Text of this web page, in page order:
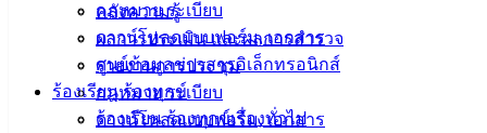
กฎหมาย ระเบียบ
ดาวน์โหลดแบบฟอร์ม, เอกสาร
ศูนย์ข้อมูลข่าวสารอิเล็กทรอนิกส์
ร้องเรียน ร้องทุกข์
ร้องเรียน ร้องทุกข์เรื่องทั่วไป
คลังความรู้
ผลการประเมิน และผลการสำรวจ
รายงานการประชุม
กฎหมาย ระเบียบ
ดาวน์โหลดแบบฟอร์ม, เอกสาร
เอกสาร
คู่มือ
สำหรับ
ประชาชน/
คู่มือการ